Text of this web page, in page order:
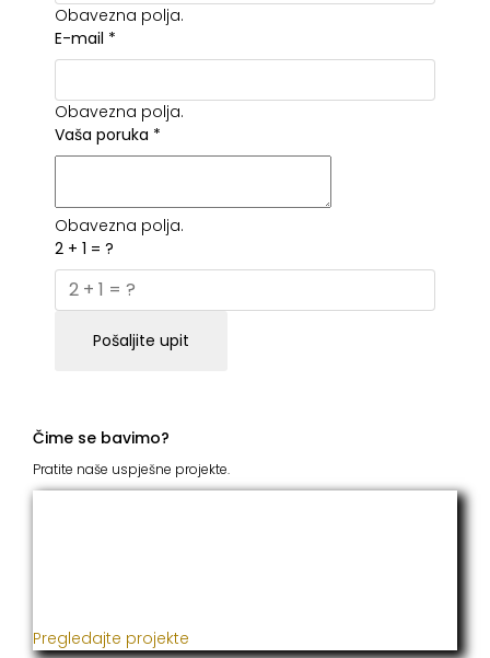
Obavezna polja.
E-mail *
Obavezna polja.
Vaša poruka *
Obavezna polja.
2 + 1 = ?
Pošaljite upit
Čime se bavimo?
Pratite naše uspješne projekte.
Pregledajte projekte